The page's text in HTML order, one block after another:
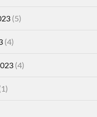
(5)
(4)
(4)